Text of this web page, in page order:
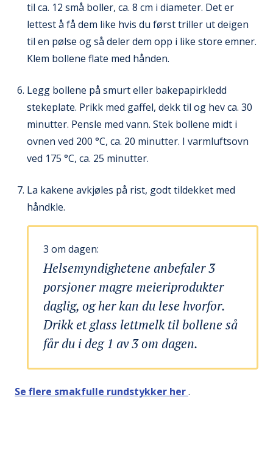
til ca. 12 små boller, ca. 8 cm i diameter. Det er
lettest å få dem like hvis du først triller ut deigen
til en pølse og så deler dem opp i like store emner.
Klem bollene flate med hånden.
Legg bollene på smurt eller bakepapirkledd
stekeplate. Prikk med gaffel, dekk til og hev ca. 30
minutter. Pensle med vann. Stek bollene midt i
ovnen ved 200 °C, ca. 20 minutter. I varmluftsovn
ved 175 °C, ca. 25 minutter.
La kakene avkjøles på rist, godt tildekket med
håndkle.
3 om dagen:
Helsemyndighetene anbefaler 3
porsjoner magre meieriprodukter
daglig, og her kan du lese hvorfor.
Drikk et glass lettmelk til bollene så
får du i deg 1 av 3 om dagen.
Se flere smakfulle rundstykker her.